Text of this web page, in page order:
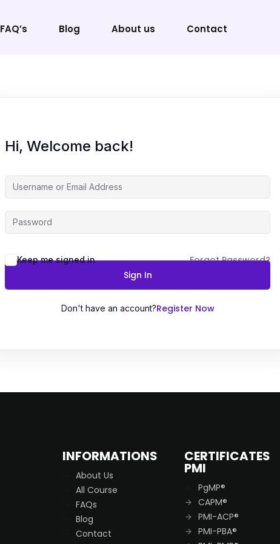
FAQ’s Blog About us Contact
Hi, Welcome back!
Keep me signed in
Forgot Password?
Sign In
Don't have an account?Register Now
INFORMATIONS
About Us
All Course
FAQs
Blog
Contact
CERTIFICATES
PMI
PgMP®
CAPM®
PMI-ACP®
PMI-PBA®
Sign in
Don’t have an account?Sign up
Remember me Lost your password?